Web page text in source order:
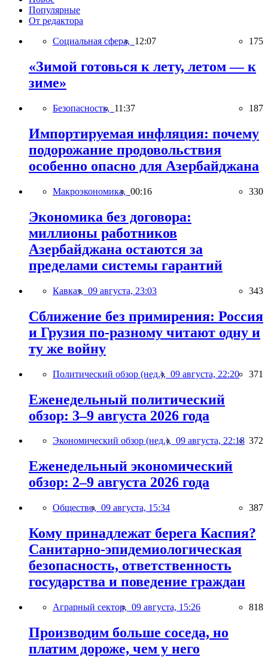
Популярные
От редактора
Социальная сфера, 12:07 175
«Зимой готовься к лету, летом — к
зиме»
Безопасность, 11:37 187
Импортируемая инфляция: почему
подорожание продовольствия
особенно опасно для Азербайджана
Макроэкономика, 00:16 330
Экономика без договора:
миллионы работников
Азербайджана остаются за
пределами системы гарантий
Кавказ, 09 августа, 23:03 343
Сближение без примирения: Россия
и Грузия по-разному читают одну и
ту же войну
Политический обзор (нед.), 09 августа, 22:20 371
Еженедельный политический
обзор: 3–9 августа 2026 года
Экономический обзор (нед.), 09 августа, 22:18 372
Еженедельный экономический
обзор: 2–9 августа 2026 года
Общество, 09 августа, 15:34 387
Кому принадлежат берега Каспия?
Санитарно-эпидемиологическая
безопасность, ответственность
государства и поведение граждан
Аграрный сектор, 09 августа, 15:26 818
Производим больше соседа, но
платим дороже, чем у него